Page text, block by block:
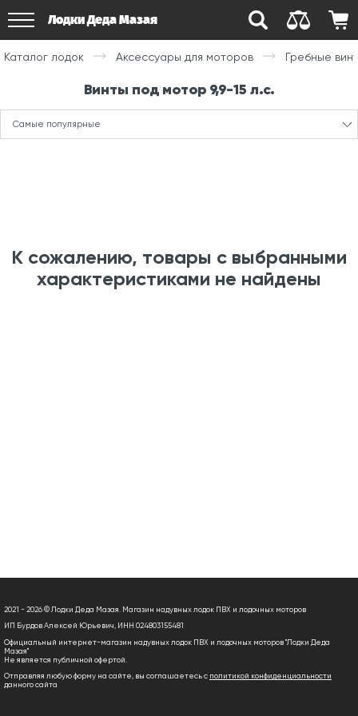
Лодки Деда Мазая
Каталог лодок Аксессуары для моторов Гребные
Винты под мотор 9,9-15 л.с.
Самые популярные
К сожалению, товары с выбранными
характеристиками не найдены
2021 - 2026 © Лодки Деда Мазая. Магазин надувных лодок ПВХ и лодочных моторов
ИП Бурдов Алексей Юрьевич, ИНН 024803155481
Официальный интернет-магазин надувных лодок ПВХ и лодочных моторов "Лодки Деда
Мазая"
Не является публичной офертой.
Отправляя любую форму на сайте, вы соглашаетесь с политикой конфиденциальности
данного сайта